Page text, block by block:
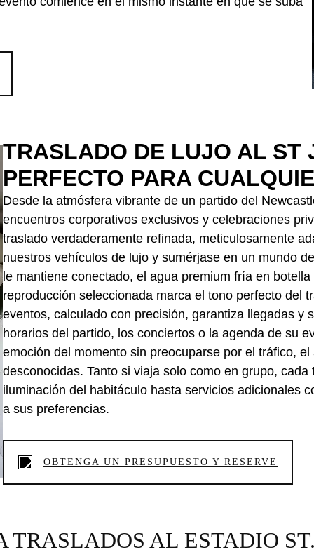
TRASLADO DE LUJO AL ST
PERFECTO PARA
Desde la atmósfera vibrante de un partido del
encuentros corporativos exclusivos y celebraciones
traslado verdaderamente refinada, meticulosamente
nuestros vehículos de lujo y sumérjase en un mundo
le mantiene conectado, el agua premium fría en
reproducción seleccionada marca el tono perfecto del
eventos, calculado con precisión, garantiza llegadas y
horarios del partido, los conciertos o la agenda de su
emoción del momento sin preocuparse por el tráfico,
desconocidas. Tanto si viaja solo como en grupo,
iluminación del habitáculo hasta servicios adicionales
a sus preferencias.
OBTENGA UN PRESUPUESTO Y RESERVE
TRASLADOS AL ESTADIO